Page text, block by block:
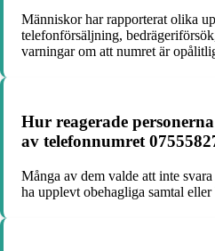
Människor har rapporterat olika
telefonförsäljning,
varningar om att numret är
Hur reagerade
av telefonnumret
Många av dem valde att inte
ha upplevt obehagliga samtal